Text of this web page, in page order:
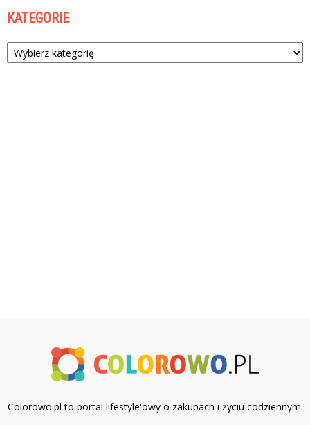
KATEGORIE
Kategorie
Colorowo.pl to portal lifestyle'owy o zakupach i życiu codziennym.